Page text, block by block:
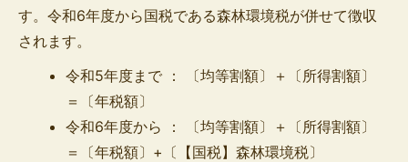
す。令和6年度から国税である森林環境税が併せて徴収
されます。
令和5年度まで ： 〔均等割額〕＋〔所得割額〕
＝〔年税額〕
令和6年度から ： 〔均等割額〕＋〔所得割額〕
＝〔年税額〕+〔【国税】森林環境税〕